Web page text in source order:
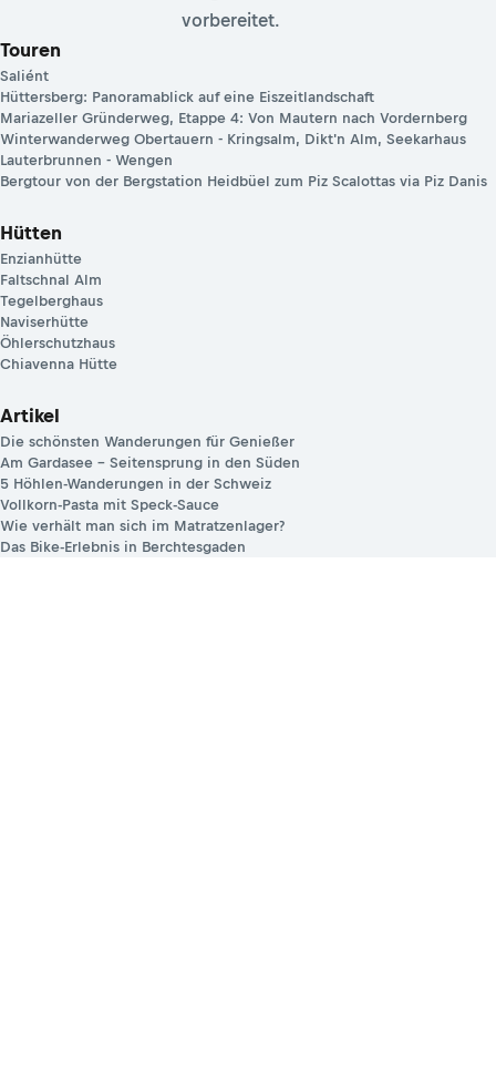
vorbereitet.
Touren
Saliént
Hüttersberg: Panoramablick auf eine Eiszeitlandschaft
Mariazeller Gründerweg, Etappe 4: Von Mautern nach Vordernberg
Winterwanderweg Obertauern - Kringsalm, Dikt'n Alm, Seekarhaus
Lauterbrunnen - Wengen
Bergtour von der Bergstation Heidbüel zum Piz Scalottas via Piz Danis
Hütten
Enzianhütte
Faltschnal Alm
Tegelberghaus
Naviserhütte
Öhlerschutzhaus
Chiavenna Hütte
Artikel
Die schönsten Wanderungen für Genießer
Am Gardasee – Seitensprung in den Süden
5 Höhlen-Wanderungen in der Schweiz
Vollkorn-Pasta mit Speck-Sauce
Wie verhält man sich im Matratzenlager?
Das Bike-Erlebnis in Berchtesgaden